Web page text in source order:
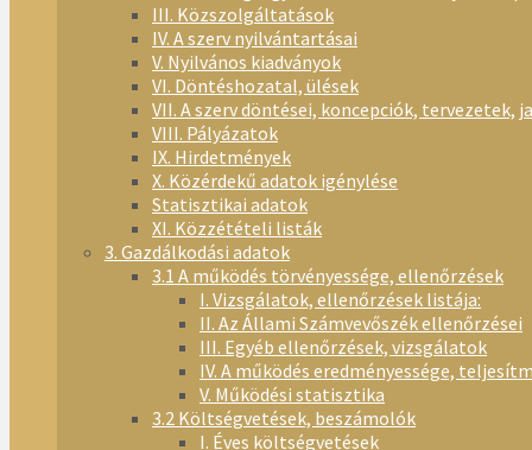
III. Közszolgáltatások
IV. A szerv nyilvántartásai
V. Nyilvános kiadványok
VI. Döntéshozatal, ülések
VII. A szerv döntései, koncepciók, tervezetek,
VIII. Pályázatok
IX. Hirdetmények
X. Közérdekű adatok igénylése
Statisztikai adatok
XI. Közzétételi listák
3. Gazdálkodási adatok
3.1 A működés törvényessége, ellenőrzések
I. Vizsgálatok, ellenőrzések listája:
II. Az Állami Számvevőszék ellenőrzései
III. Egyéb ellenőrzések, vizsgálatok
IV. A működés eredményessége,
V. Működési statisztika
3.2 Költségvetések, beszámolók
I. Éves költségvetések